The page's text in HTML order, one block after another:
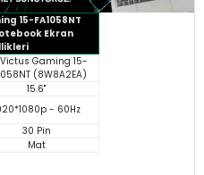
15-FA1058NT
Ekran
Gaming 15-
(8W8A2EA)
15.6"
- 60Hz
30 Pin
Mat